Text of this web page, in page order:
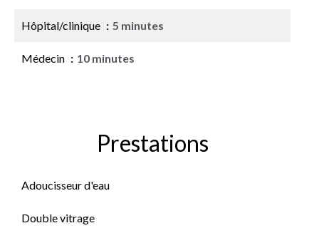
Hôpital/clinique 5 minutes
Médecin 10 minutes
Prestations
Adoucisseur d'eau
Double vitrage